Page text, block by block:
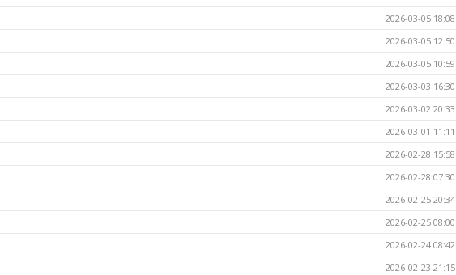
2026-03-05 18:08
2026-03-05 12:50
2026-03-05 10:59
2026-03-03 16:30
2026-03-02 20:33
2026-03-01 11:11
2026-02-28 15:58
2026-02-28 07:30
2026-02-25 20:34
2026-02-25 08:00
2026-02-24 08:42
2026-02-23 21:15